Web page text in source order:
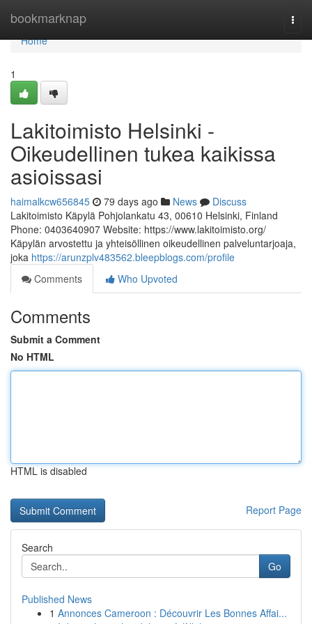
bookmarknap
Home
Home
1
Lakitoimisto Helsinki -
Oikeudellinen tukea kaikissa
asioissasi
haimalkcw656845 79 days ago News
Discuss
Lakitoimisto Käpylä Pohjolankatu 43, 00610 Helsinki, Finland
Phone: 0403640907 Website: https://www.lakitoimisto.org/
Käpylän arvostettu ja yhteisöllinen oikeudellinen palveluntarjoaja,
joka https://arunzplv483562.bleepblogs.com/profile
Comments
Who Upvoted
Comments
Submit a Comment
No HTML
HTML is disabled
Report Page
Search
Go
Published News
1 Annonces Cameroon : Découvrir Les Bonnes Affai...